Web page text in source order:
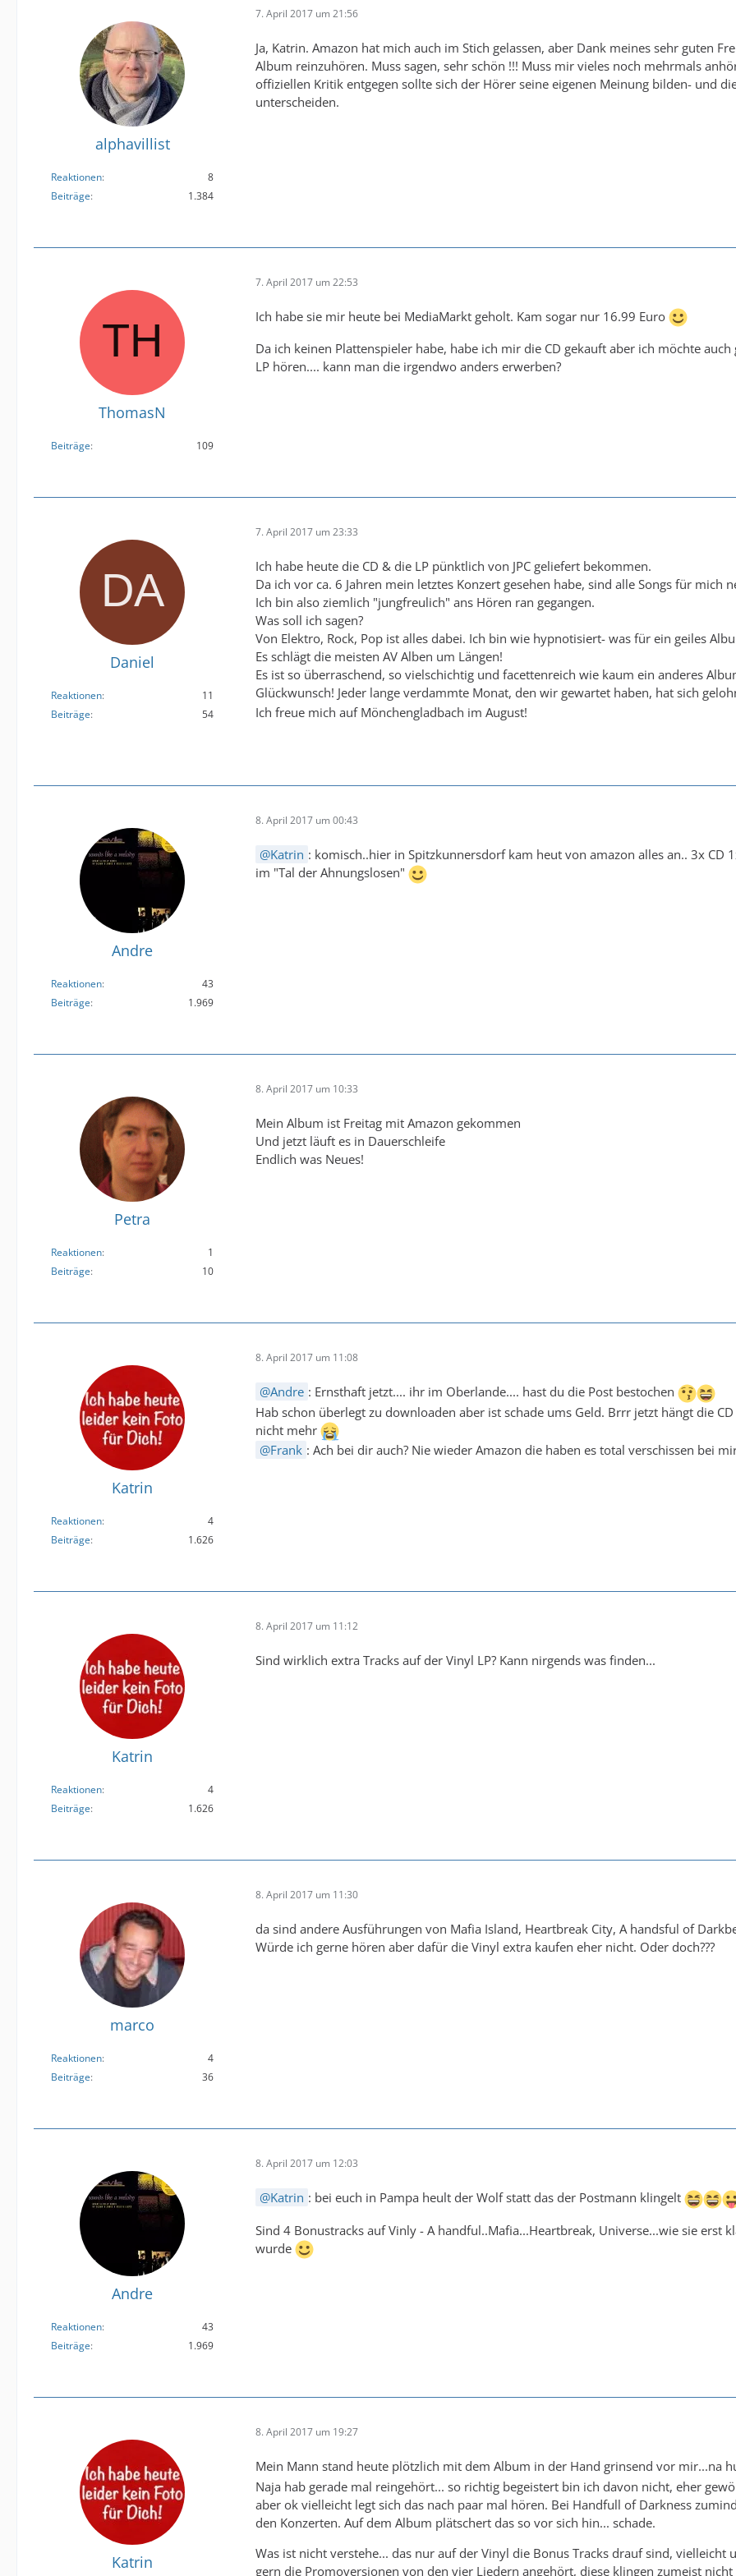
alphavillist
Reaktionen
8
Beiträge
1.384
7. April 2017 um 21:56
Ja, Katrin. Amazon hat mich auch im Stich gelassen, aber Dank meines sehr guten
Album reinzuhören. Muss sagen, sehr schön !!! Muss mir vieles noch mehrmals
offiziellen Kritik entgegen sollte sich der Hörer seine eigenen Meinung bilden- und
unterscheiden.
ThomasN
Beiträge 109
7. April 2017 um 22:53
Ich habe sie mir heute bei MediaMarkt geholt. Kam sogar nur 16.99 Euro
Da ich keinen Plattenspieler habe, habe ich mir die CD gekauft aber ich möchte
LP hören.... kann man die irgendwo anders erwerben?
Daniel
Reaktionen
11
Beiträge
54
7. April 2017 um 23:33
Ich habe heute die CD & die LP pünktlich von JPC geliefert bekommen.
Da ich vor ca. 6 Jahren mein letztes Konzert gesehen habe, sind alle Songs für mich
Ich bin also ziemlich "jungfreulich" ans Hören ran gegangen.
Was soll ich sagen?
Von Elektro, Rock, Pop ist alles dabei. Ich bin wie hypnotisiert- was für ein geiles
Es schlägt die meisten AV Alben um Längen!
Es ist so überraschend, so vielschichtig und facettenreich wie kaum ein anderes
Glückwunsch! Jeder lange verdammte Monat, den wir gewartet haben, hat sich
Ich freue mich auf Mönchengladbach im August!
Andre
Reaktionen
43
Beiträge
1.969
8. April 2017 um 00:43
Katrin : komisch..hier in Spitzkunnersdorf kam heut von amazon alles an.. 3x
im "Tal der Ahnungslosen"
Petra
Reaktionen
1
Beiträge
10
8. April 2017 um 10:33
Mein Album ist Freitag mit Amazon gekommen
Und jetzt läuft es in Dauerschleife
Endlich was Neues!
Katrin
Reaktionen
4
Beiträge
1.626
8. April 2017 um 11:08
Andre : Ernsthaft jetzt.... ihr im Oberlande.... hast du die Post bestochen
Hab schon überlegt zu downloaden aber ist schade ums Geld. Brrr jetzt hängt die
nicht mehr
Frank : Ach bei dir auch? Nie wieder Amazon die haben es total verschissen bei
Katrin
Reaktionen
4
Beiträge
1.626
8. April 2017 um 11:12
Sind wirklich extra Tracks auf der Vinyl LP? Kann nirgends was finden...
marco
Reaktionen
4
Beiträge
36
8. April 2017 um 11:30
da sind andere Ausführungen von Mafia Island, Heartbreak City, A handsful of
Würde ich gerne hören aber dafür die Vinyl extra kaufen eher nicht. Oder doch???
Andre
Reaktionen
43
Beiträge
1.969
8. April 2017 um 12:03
Katrin : bei euch in Pampa heult der Wolf statt das der Postmann klingelt
Sind 4 Bonustracks auf Vinly - A handful..Mafia...Heartbreak, Universe...wie sie erst
wurde
Katrin
8. April 2017 um 19:27
Mein Mann stand heute plötzlich mit dem Album in der Hand grinsend vor mir...na
Naja hab gerade mal reingehört... so richtig begeistert bin ich davon nicht, eher
aber ok vielleicht legt sich das nach paar mal hören. Bei Handfull of Darkness
den Konzerten. Auf dem Album plätschert das so vor sich hin... schade.
Was ist nicht verstehe... das nur auf der Vinyl die Bonus Tracks drauf sind,
gern die Promoversionen von den vier Liedern angehört, diese klingen zumeist